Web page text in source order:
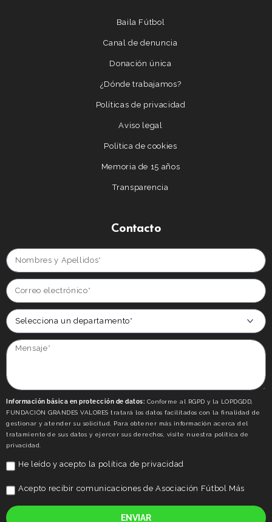
Baila Fútbol
Canal de denuncia
Donación única
¿Dónde trabajamos?
Políticas de privacidad
Aviso legal
Política de cookies
Memoria de 15 años
Transparencia
Contacto
Información básica en protección de datos: Conforme al RGPD y la LOPDGDD,
FUNDACIÓN GRANDES VALORES tratará los datos facilitados con la finalidad de
gestionar y atender su solicitud. Para obtener más información acerca del
tratamiento de sus datos y ejercer sus derechos, visite nuestra politica de
privacidad.
He leído y acepto la política de privacidad
Acepto recibir comunicaciones de Asociación Fútbol Más
ENVIAR